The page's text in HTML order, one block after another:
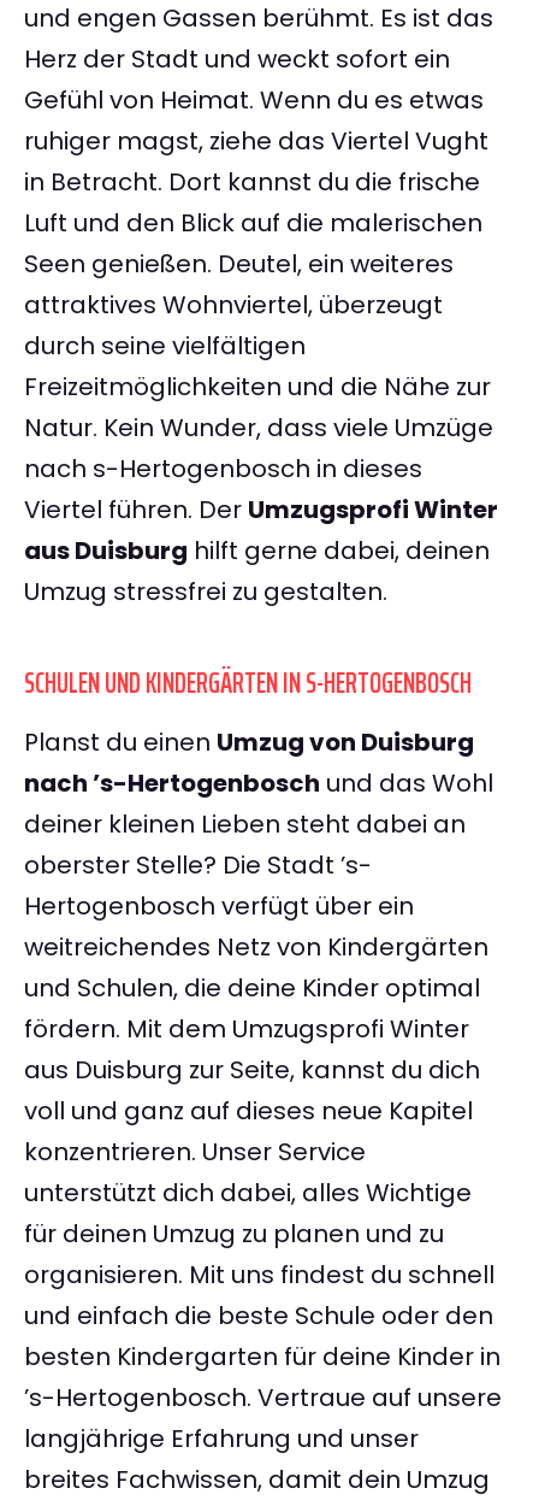
und engen Gassen berühmt. Es ist das
Herz der Stadt und weckt sofort ein
Gefühl von Heimat. Wenn du es etwas
ruhiger magst, ziehe das Viertel Vught
in Betracht. Dort kannst du die frische
Luft und den Blick auf die malerischen
Seen genießen. Deutel, ein weiteres
attraktives Wohnviertel, überzeugt
durch seine vielfältigen
Freizeitmöglichkeiten und die Nähe zur
Natur. Kein Wunder, dass viele Umzüge
nach s-Hertogenbosch in dieses
Viertel führen. Der Umzugsprofi Winter
aus Duisburg hilft gerne dabei, deinen
Umzug stressfrei zu gestalten.
SCHULEN UND KINDERGÄRTEN IN S-HERTOGENBOSCH
Planst du einen Umzug von Duisburg
nach ’s-Hertogenbosch und das Wohl
deiner kleinen Lieben steht dabei an
oberster Stelle? Die Stadt ’s-
Hertogenbosch verfügt über ein
weitreichendes Netz von Kindergärten
und Schulen, die deine Kinder optimal
fördern. Mit dem Umzugsprofi Winter
aus Duisburg zur Seite, kannst du dich
voll und ganz auf dieses neue Kapitel
konzentrieren. Unser Service
unterstützt dich dabei, alles Wichtige
für deinen Umzug zu planen und zu
organisieren. Mit uns findest du schnell
und einfach die beste Schule oder den
besten Kindergarten für deine Kinder in
’s-Hertogenbosch. Vertraue auf unsere
langjährige Erfahrung und unser
breites Fachwissen, damit dein Umzug